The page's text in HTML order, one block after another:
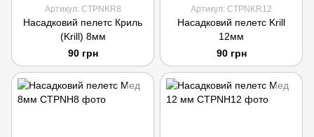
Артикул: CTPNKR8
Насадковий пелетс Криль
(Krill) 8мм
90 грн
Артикул: CTPNKR12
Насадковий пелетс Krill
12мм
90 грн